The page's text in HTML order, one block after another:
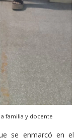
familia y docente
se enmarcó en el